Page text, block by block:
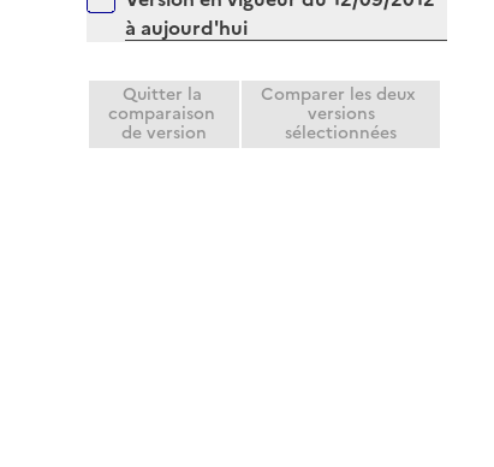
r
p
l
e
r
à aujourd'hui
Quitter la
comparaison
de version
Comparer les deux
versions
sélectionnées